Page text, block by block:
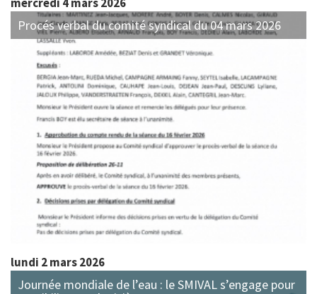
Procés verbal du comité syndical du 04 mars 2026
lundi 2 mars 2026
Journée mondiale de l’eau : le SMIVAL s’engage pour